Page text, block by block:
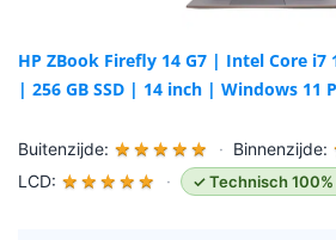
HP ZBook Firefly 14 G7 | Intel Core i7
| 256 GB SSD | 14 inch | Windows 11
Buitenzijde: ★ ★ ★ ★ ★ · Binnenzijde:
LCD: ★ ★ ★ ★ ★ · ✓ Technisch